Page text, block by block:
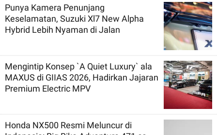
Punya Kamera Penunjang
Keselamatan, Suzuki Xl7 New Alpha
Hybrid Lebih Nyaman di Jalan
Mengintip Konsep `A Quiet Luxury` ala
MAXUS di GIIAS 2026, Hadirkan Jajaran
Premium Electric MPV
Honda NX500 Resmi Meluncur di